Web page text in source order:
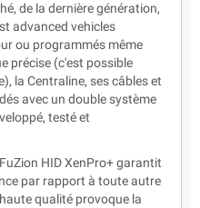
de la dernière génération,
advanced vehicles
ou programmés même
précise (c'est possible
la Centraline, ses câbles et
avec un double système
testé et
HID XenPro+ garantit
par rapport à toute autre
qualité provoque la